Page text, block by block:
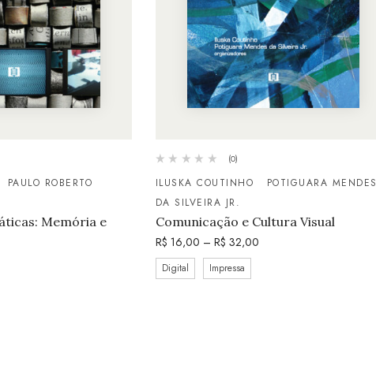
PAULO ROBERTO
Memória e
(0)
ILUSKA COUTINHO
POTIGUARA MENDES
DA SILVEIRA JR.
Comunicação e Cultura Visual
R$ 16,00 – R$ 32,00
Digital Impressa